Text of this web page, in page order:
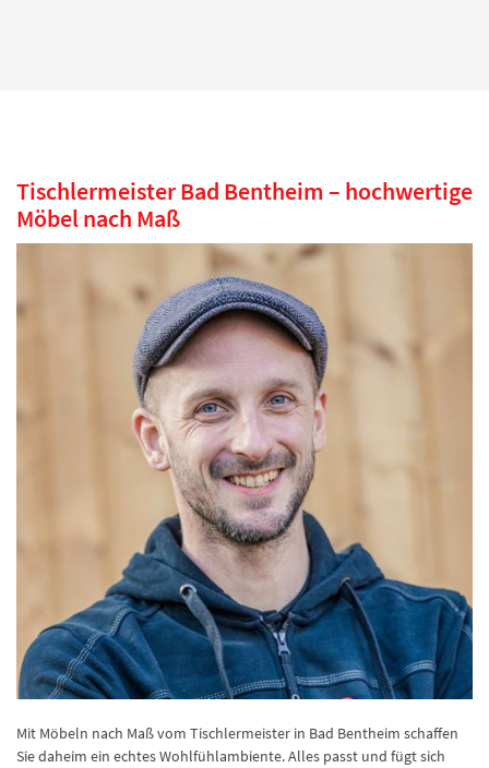
Tischlermeister Bad Bentheim – hochwertige
Möbel nach Maß
Mit Möbeln nach Maß vom Tischlermeister in Bad Bentheim schaffen
Sie daheim ein echtes Wohlfühlambiente. Alles passt und fügt sich